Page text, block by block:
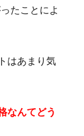
たことによ
はあまり気
なんてどう